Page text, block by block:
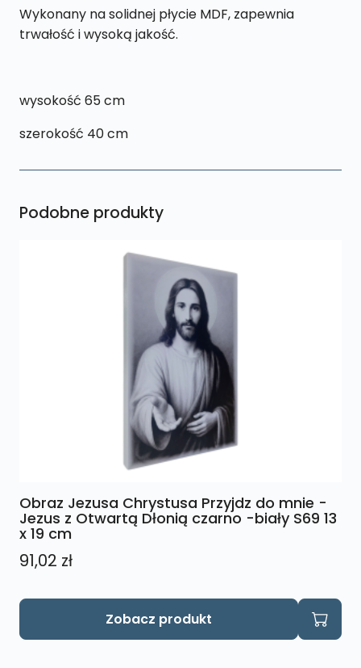
Wykonany na solidnej płycie MDF, zapewnia
trwałość i wysoką jakość.
wysokość 65 cm
szerokość 40 cm
Podobne produkty
Obraz Jezusa Chrystusa Przyjdz do mnie -
Jezus z Otwartą Dłonią czarno -biały S69 13
x 19 cm
91,02 zł
Zobacz produkt